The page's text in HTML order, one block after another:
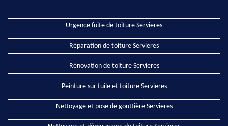
Urgence fuite de toiture Servieres
Réparation de toiture Servieres
Rénovation de toiture Servieres
Peinture sur tuile et toiture Servieres
Nettoyage et pose de gouttière Servieres